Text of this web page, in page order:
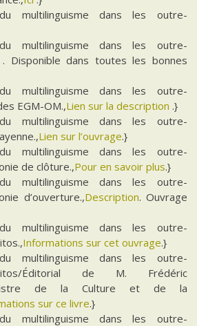
multilinguisme dans les outre-
multilinguisme dans les outre-
. Disponible dans toutes les bonnes
multilinguisme dans les outre-
EGM-OM.,Lien sur la description .}
multilinguisme dans les outre-
Lien sur l’ouvrage.}
multilinguisme dans les outre-
de clôture.,Pour en savoir plus.}
multilinguisme dans les outre-
d’ouverture.,Description. Ouvrage
multilinguisme dans les outre-
Informations sur cet ouvrage.}
multilinguisme dans les outre-
Éditos/Éditorial de M. Frédéric
de la Culture et de la
sur ce livre.}
multilinguisme dans les outre-